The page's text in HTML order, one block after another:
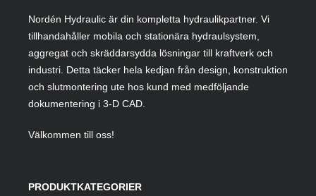
Nordén Hydraulic är din kompletta hydraulikpartner. Vi
tillhandahåller mobila och stationära hydraulsystem,
aggregat och skräddarsydda lösningar till kraftverk och
industri. Detta täcker hela kedjan från design, konstruktion
och slutmontering ute hos kund med medföljande
dokumentering i 3-D CAD.
Välkommen till oss!
PRODUKTKATEGORIER